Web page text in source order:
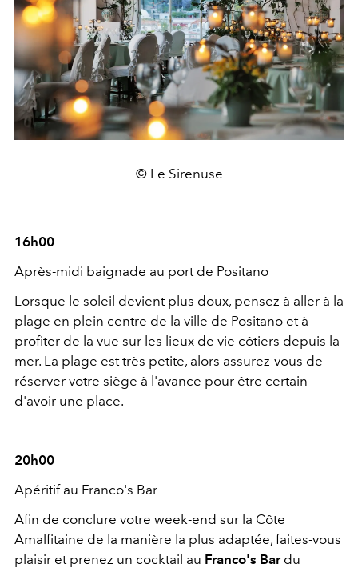
© Le Sirenuse
16h00
Après-midi baignade au port de Positano
Lorsque le soleil devient plus doux, pensez à aller à la
plage en plein centre de la ville de Positano et à
profiter de la vue sur les lieux de vie côtiers depuis la
mer. La plage est très petite, alors assurez-vous de
réserver votre siège à l'avance pour être certain
d'avoir une place.
20h00
Apéritif au Franco's Bar
Afin de conclure votre week-end sur la Côte
Amalfitaine de la manière la plus adaptée, faites-vous
plaisir et prenez un cocktail au Franco's Bardu